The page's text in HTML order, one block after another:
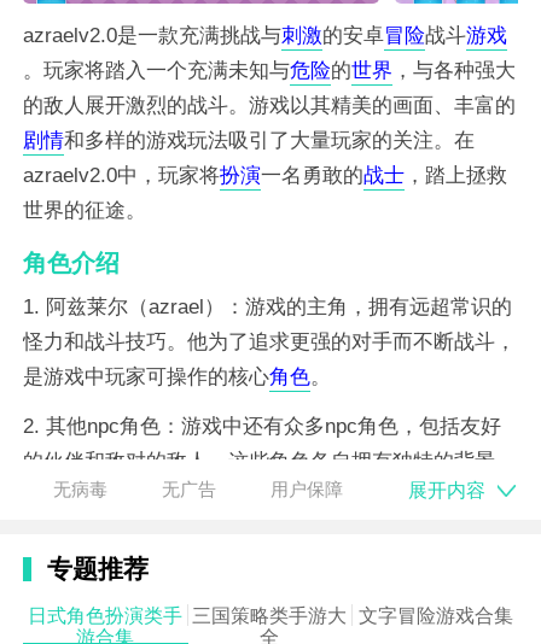
azraelv2.0是一款充满挑战与刺激的安卓冒险战斗游戏
。玩家将踏入一个充满未知与危险的世界 ，与各种强大
的敌人展开激烈的战斗。游戏以其精美的画面、丰富的
剧情和多样的游戏玩法吸引了大量玩家的关注。在
azraelv2.0中，玩家将扮演一名勇敢的战士，踏上拯救
世界的征途。
角色介绍
1. 阿兹莱尔（azrael）：游戏的主角，拥有远超常识的
怪力和战斗技巧。他为了追求更强的对手而不断战斗，
是游戏中玩家可操作的核心角色。
2. 其他npc角色：游戏中还有众多npc角色，包括友好
的伙伴和敌对的敌人。这些角色各自拥有独特的背景
故事和技能，为游戏增添了丰富的剧情和多样性。
称，以下角色和游戏特色等内容将基于一般冒险战斗游
戏的设定进行虚构描述。）
无病毒 无广告 用户保障 展开内容
专题推荐
日式角色扮演类手
游合集
三国策略类手游大
全
文字冒险游戏合集